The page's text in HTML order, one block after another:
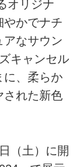
オリジナ
やかでナチ
アなサウン
キャンセル
に、柔らか
された新色
（土）に開